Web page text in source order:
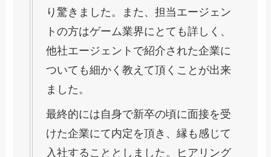
り驚きました。また、担当エージェン
トの方はゲーム業界にとても詳しく、
他社エージェントで紹介された企業に
ついても細かく教えて頂くことが出来
ました。
最終的には自身で新卒の頃に面接を受
けた企業にて内定を頂き、縁も感じて
入社することとしました。ヒアリング